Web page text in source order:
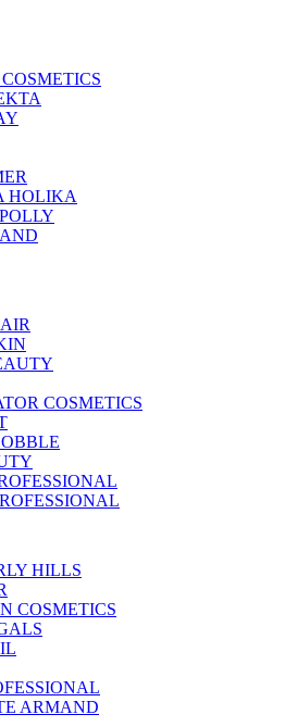
HOLIKA
COSMETICS
HILLS
COSMETICS
ARMAND